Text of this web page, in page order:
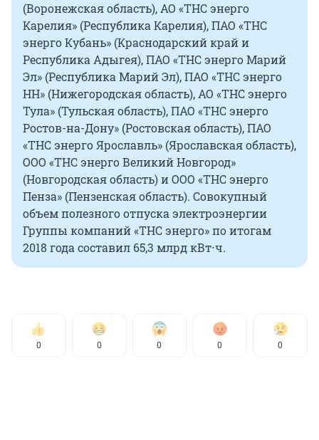
(Воронежская область), АО «ТНС энерго
Карелия» (Республика Карелия), ПАО «ТНС
энерго Кубань» (Краснодарский край и
Республика Адыгея), ПАО «ТНС энерго Марий
Эл» (Республика Марий Эл), ПАО «ТНС энерго
НН» (Нижегородская область), АО «ТНС энерго
Тула» (Тульская область), ПАО «ТНС энерго
Ростов-на-Дону» (Ростовская область), ПАО
«ТНС энерго Ярославль» (Ярославская область),
ООО «ТНС энерго Великий Новгород»
(Новгородская область) и ООО «ТНС энерго
Пенза» (Пензенская область). Совокупный
объем полезного отпуска электроэнергии
Группы компаний «ТНС энерго» по итогам
2018 года составил 65,3 млрд кВт⋅ч.
0 0 0 0 0